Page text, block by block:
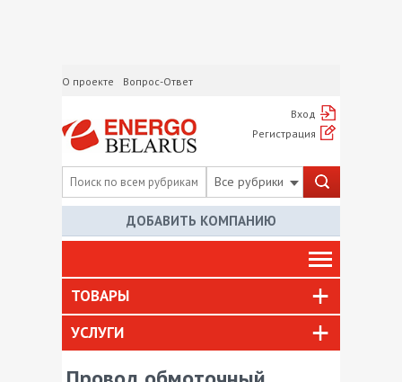
О проекте Вопрос-Ответ
Вход
Регистрация
Все рубрики
ДОБАВИТЬ КОМПАНИЮ
ТОВАРЫ
УСЛУГИ